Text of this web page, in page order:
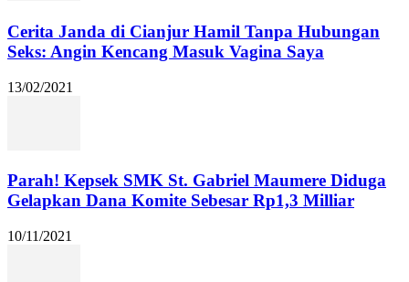
Cerita Janda di Cianjur Hamil Tanpa Hubungan
Seks: Angin Kencang Masuk Vagina Saya
13/02/2021
Parah! Kepsek SMK St. Gabriel Maumere Diduga
Gelapkan Dana Komite Sebesar Rp1,3 Milliar
10/11/2021